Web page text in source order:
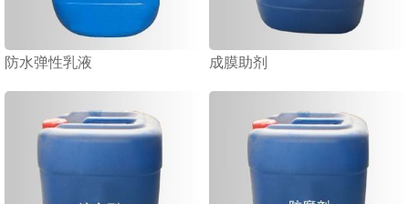
防水弹性乳液 成膜助剂